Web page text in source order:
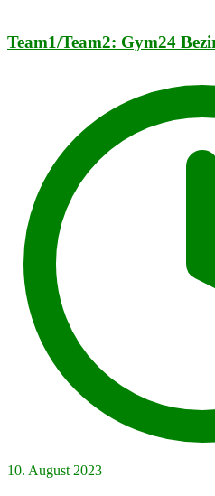
Team1/Team2: Gym24
10. August 2023